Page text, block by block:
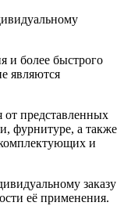
и более быстрого
являются
от представленных
фурнитуре, а также
и
заказу
её применения.